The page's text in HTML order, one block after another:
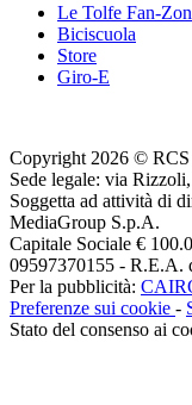
Le Tolfe Fan-
Biciscuola
Store
Giro-E
Copyright 2026 © RCS
Sede legale: via
Soggetta ad attività di
MediaGroup S.p.A.
Capitale Sociale €
09597370155 - R.E.A.
Per la pubblicità:
Preferenze sui cookie -
Stato del consenso ai